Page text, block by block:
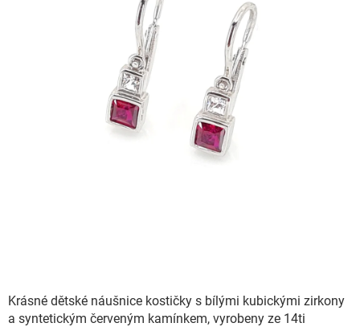
Krásné dětské náušnice kostičky s bílými kubickými zirkony
a syntetickým červeným kamínkem, vyrobeny ze 14ti